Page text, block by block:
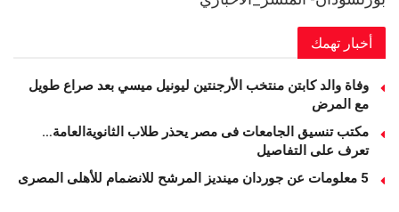
أخبار تهمك
وفاة والد كابتن منتخب الأرجنتين ليونيل ميسي بعد صراع طويل
مع المرض
مكتب تنسيق الجامعات فى مصر يحذر طلاب الثانويةالعامة…
تعرف على التفاصيل
5 معلومات عن جوردان مينديز المرشح للانضمام للأهلى المصرى